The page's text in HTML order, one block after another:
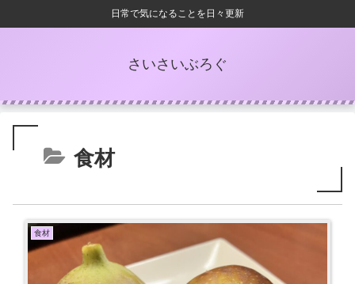
日常で気になることを日々更新
さいさいぶろぐ
食材
食材